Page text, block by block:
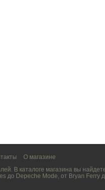
О магазине
В каталоге магазина вы
до Depeche Mode, от Bryan Ferry